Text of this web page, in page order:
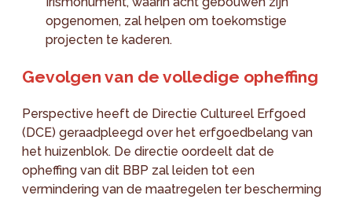
opgenomen, zal helpen om toekomstige
projecten te kaderen.
Gevolgen van de volledige opheffing
Perspective heeft de Directie Cultureel Erfgoed
(DCE) geraadpleegd over het erfgoedbelang van
het huizenblok. De directie oordeelt dat de
opheffing van dit BBP zal leiden tot een
vermindering van de maatregelen ter bescherming